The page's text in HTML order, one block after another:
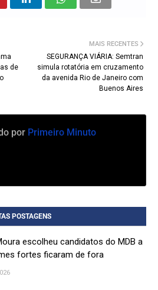
MAIS RECENTES
SEGURANÇA VIÁRIA: Semtran
simula rotatória em cruzamento
da avenida Rio de Janeiro com
Buenos Aires
de
por Primeiro Minuto
POSTAGENS
escolheu candidatos do MDB a
fortes ficaram de fora